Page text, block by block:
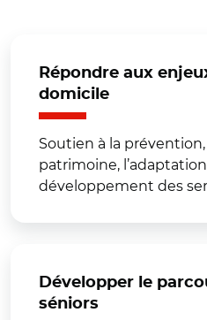
Répondre aux
domicile
Soutien à la
patrimoine,
développement des
Développer le
séniors